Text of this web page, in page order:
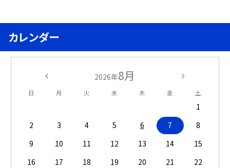
カレンダー
2026年8月
日 月 火 水 木 金 土
1
2
3 4 5 6 7
8
9
10 11 12 13 14
15
16
17 18 19 20 21
22